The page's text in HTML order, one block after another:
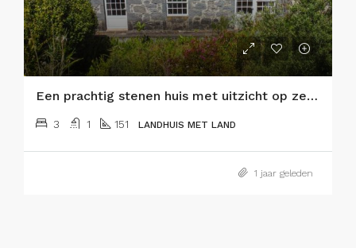
Een prachtig stenen huis met uitzicht op zee in Cedros, Faial Eiland
3 1 151 LANDHUIS MET LAND
1 jaar geleden